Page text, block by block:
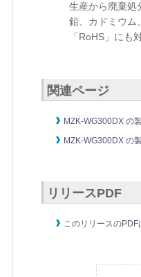
生産から廃棄処
鉛、カドミウム
「RoHS」にも
関連ページ
MZK-WG300DX の
MZK-WG300DX の
リリースPDF
このリリースのPDF